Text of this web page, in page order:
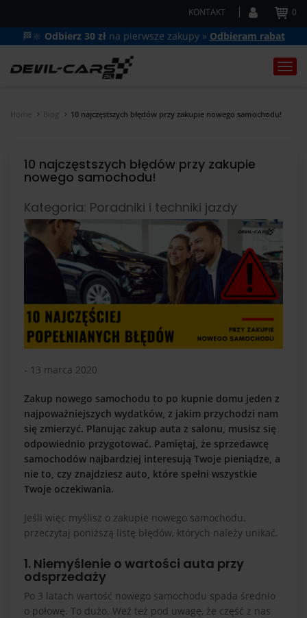
KONTAKT 0
🏁🔆 Odbierz 30 zł na pierwsze zakupy » Odbieram rabat
Home Blog 10 najczęstszych błędów przy zakupie nowego samochodu!
10 najczęstszych błędów przy zakupie
nowego samochodu!
Kategoria: Poradniki i techniki jazdy
- 13 marca 2020
Zakup nowego samochodu to po kupnie domu jeden z
najpoważniejszych wydatków, z jakim przychodzi nam
się zmierzyć. Planując zakup auta z salonu, musisz się
odpowiednio przygotować. Pamiętaj, że sprzedawcę
samochodów najbardziej interesują Twoje pieniądze, a
nie to, czy znajdziesz auto, które spełni wszystkie
Twoje oczekiwania.
Jeśli więc myślisz o zakupie nowego samochodu,
przeczytaj poniższą listę błędów, których należy unikać.
1. Niemyślenie o wartości auta przy
odsprzedaży
Po 3 latach wartość nowego samochodu spada średnio
o połowę. To dużo. Weź też pod uwagę, że część z nas